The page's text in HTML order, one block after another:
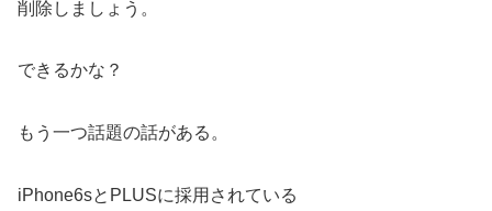
削除しましょう。
できるかな？
もう一つ話題の話がある。
iPhone6sとPLUSに採用されている